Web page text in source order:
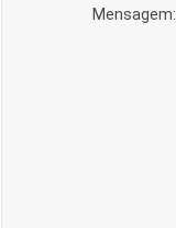
Mensagem: